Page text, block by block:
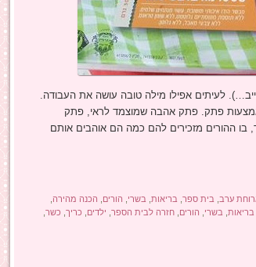
לעיתים אפילו מילה טובה עושה את העבודה.
פתק. פתק אהבה שמוצמד לראי, פתק
ההורים מזכירים להם כמה הם אוהבים אותם
ערב, בית ספר, בריאות, בשרי הורים הכנה מהירה,
בריאות, בשרי הורים חזרה לבית הספר, ילדים כריך, כשר,